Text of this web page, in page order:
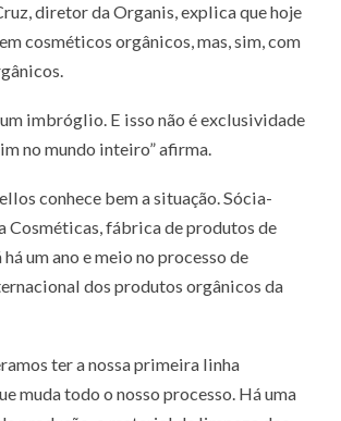
diretor da Organis, explica que hoje
cosméticos orgânicos, mas, sim, com
imbróglio. E isso não é exclusividade
no mundo inteiro” afirma.
conhece bem a situação. Sócia-
Cosméticas, fábrica de produtos de
um ano e meio no processo de
dos produtos orgânicos da
ter a nossa primeira linha
muda todo o nosso processo. Há uma